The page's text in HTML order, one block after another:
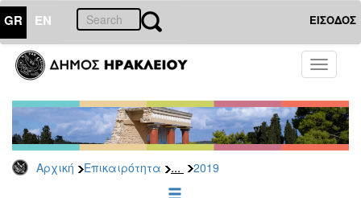
GR EN ΕΙΣΟΔΟΣ
Toggle
Αρχική Επικαιρότητα ... 2019
ΕΠΙΚΑΙΡΟΤΗΤΑ
Τύπου
Αρχείο
2026
2025